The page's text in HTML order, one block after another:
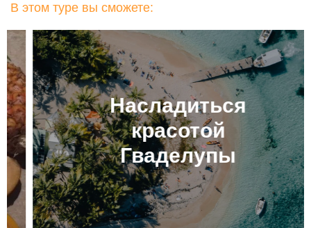
В этом туре вы сможете:
Насладиться
красотой
Гваделупы